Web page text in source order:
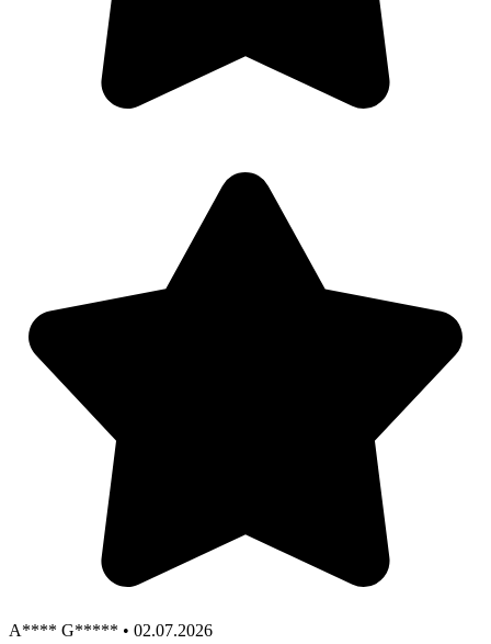
A**** G***** • 02.07.2026